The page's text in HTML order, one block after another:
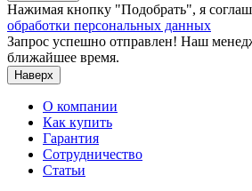
Нажимая кнопку "Подобрать", я
обработки персональных данных
Запрос успешно отправлен! Наш
ближайшее время.
Наверх
О компании
Как купить
Гарантия
Сотрудничество
Статьи